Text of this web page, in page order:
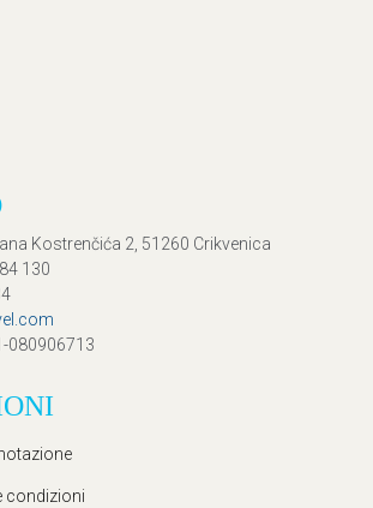
Kostrenčića 2, 51260 Crikvenica
130
080906713
condizioni